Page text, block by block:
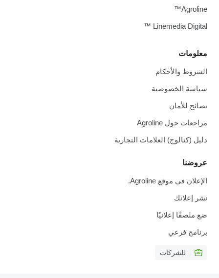
معلومات
الشروط والأحكام
سياسة الخصوصية
نصائح للأمان
مراجعات حول Agroline
دليل (كتالوج) العلامات التجارية
عروضنا
الإعلان في موقع Agroline.
نشر إعلانك
ضع ملصقًا إعلانيًا
برنامج فرعي
للشركات
Agroline™
Linemedia Digital ™